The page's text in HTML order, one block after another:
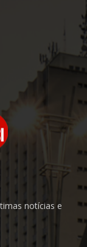
notícias e